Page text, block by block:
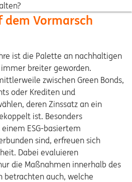
dem Vormarsch
ist die Palette an nachhaltigen
breiter geworden.
zwischen Green Bonds,
oder Krediten und
deren Zinssatz an ein
ist. Besonders
ESG-basiertem
sind, erfreuen sich
Dabei evaluieren
die Maßnahmen innerhalb des
betrachten auch, welche